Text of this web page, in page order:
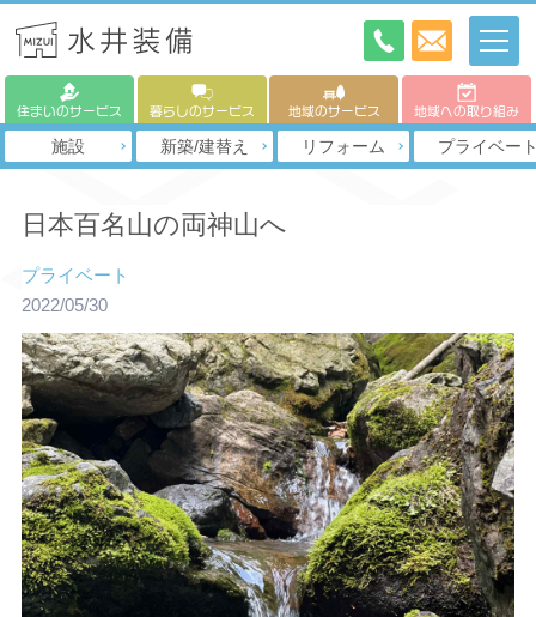
住まいのサービス 暮らしのサービス 地域のサービス 地域への取り組み
施設 新築/建替え リフォーム プライベー
日本百名山の両神山へ
プライベート
2022/05/30